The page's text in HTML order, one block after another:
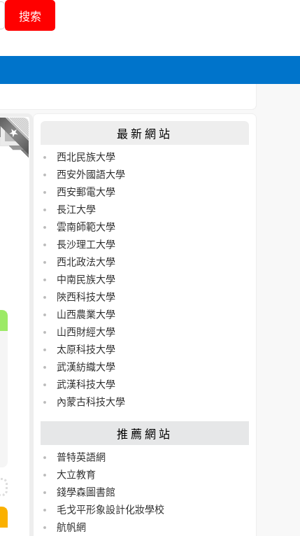
最新網站
西北民族大學
西安外國語大學
西安郵電大學
長江大學
雲南師範大學
長沙理工大學
西北政法大學
中南民族大學
陝西科技大學
山西農業大學
山西財經大學
太原科技大學
武漢紡織大學
武漢科技大學
內蒙古科技大學
推薦網站
普特英語網
大立教育
錢學森圖書館
毛戈平形象設計化妝學校
航帆網